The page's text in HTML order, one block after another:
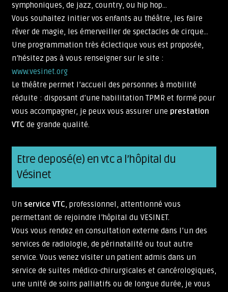
symphoniques, de jazz, country, ou hip hop…
Vous souhaitez initier vos enfants au théâtre, les faire
rêver de magie, les émerveiller de spectacles de cirque…
Une programmation très éclectique vous est proposée,
n’hésitez pas à vous renseigner sur le site :
www.vesinet.org
Le théâtre permet l’accueil des personnes à mobilité
réduite : disposant d’une habilitation TPMR et formé pour
vous accompagner, je peux vous assurer une prestation
VTC de grande qualité.
Etre deposé(e) en vtc a l’hôpital du
Vésinet
Un service VTC, professionnel, attentionné vous
permettant de rejoindre l’hôpital du VESINET.
Vous vous rendez en consultation externe dans l’un des
services de radiologie, de périnatalité ou tout autre
service. Vous venez visiter un patient admis dans un
service de suites médico-chirurgicales et cancérologiques,
une unité de soins palliatifs ou de longue durée, je vous